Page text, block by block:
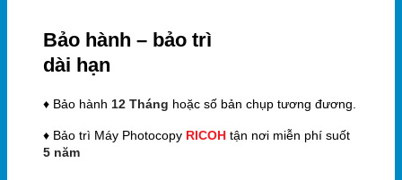
Bảo hành – bảo trì
dài hạn
♦ Bảo hành 12 Tháng hoặc số bản chụp tương đương.
♦ Bảo trì Máy Photocopy RICOH tận nơi miễn phí suốt
5 năm